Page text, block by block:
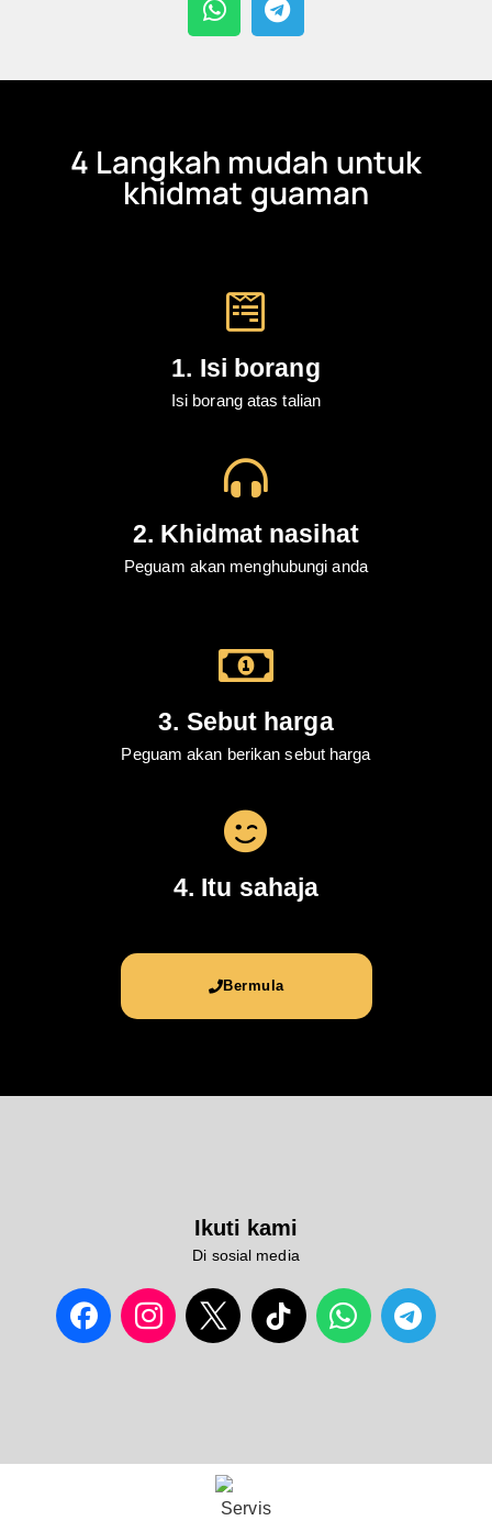
4 Langkah mudah untuk
khidmat guaman
1. Isi borang
Isi borang atas talian
2. Khidmat nasihat
Peguam akan menghubungi anda
3. Sebut harga
Peguam akan berikan sebut harga
4. Itu sahaja
Bermula
Ikuti kami
Di sosial media